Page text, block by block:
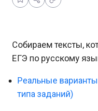
Собираем тексты,
ЕГЭ по русскому
Реальные
типа заданий)